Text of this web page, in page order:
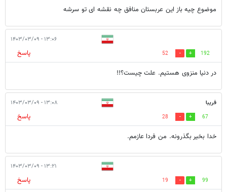
موضوع چیه باز این عربستان منافق چه نقشه ای تو سرشه
۱۳:۰۶ - ۱۴۰۳/۰۳/۰۹
192
52
پاسخ
در دنیا منزوی هستیم. علت چیست؟!!
فریبا ۱۳:۰۸ - ۱۴۰۳/۰۳/۰۹
67
28
پاسخ
خدا بخیر بگذرونه. من فردا عازمم.
۱۳:۲۱ - ۱۴۰۳/۰۳/۰۹
99
19
پاسخ